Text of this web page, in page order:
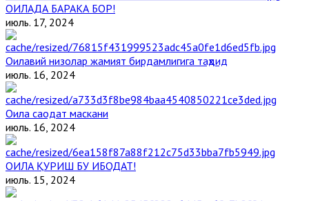
ОИЛАДА БАРАКА БОР!
июль. 17, 2024
Оилавий низолар жамият бирдамлигига таҳдид
июль. 16, 2024
Оила саодат маскани
июль. 16, 2024
ОИЛА ҚУРИШ БУ ИБОДАТ!
июль. 15, 2024